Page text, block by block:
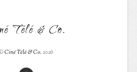
Télé & Co.
Ciné Télé & Co.2026